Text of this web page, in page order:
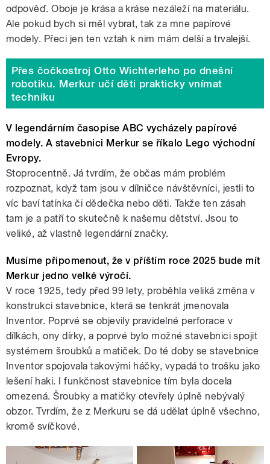
odpověď. Oboje je krása a kráse nezáleží na materiálu.
Ale pokud bych si měl vybrat, tak za mne papírové
modely. Přeci jen ten vztah k nim mám delší a trvalejší.
Přes čočkostroj Otto Wichterleho po dnešní
robotiku. Merkur učí děti prakticky vnímat
techniku
V legendárním časopise ABC vycházely papírové
modely. A stavebnici Merkur se říkalo Lego východní
Evropy.
Stoprocentně. Já tvrdím, že občas mám problém
rozpoznat, když tam jsou v dílničce návštěvníci, jestli to
víc baví tatínka či dědečka nebo děti. Takže ten zásah
tam je a patří to skutečně k našemu dětství. Jsou to
veliké, až vlastně legendární značky.
Musíme připomenout, že v příštím roce 2025 bude mít
Merkur jedno velké výročí.
V roce 1925, tedy před 99 lety, proběhla veliká změna v
konstrukci stavebnice, která se tenkrát jmenovala
Inventor. Poprvé se objevily pravidelné perforace v
dílkách, ony dírky, a poprvé bylo možné stavebnici spojit
systémem šroubků a matiček. Do té doby se stavebnice
Inventor spojovala takovými háčky, vypadá to trošku jako
lešení haki. I funkčnost stavebnice tím byla docela
omezená. Šroubky a matičky otevřely úplně nebývalý
obzor. Tvrdím, že z Merkuru se dá udělat úplně všechno,
kromě svíčkové.